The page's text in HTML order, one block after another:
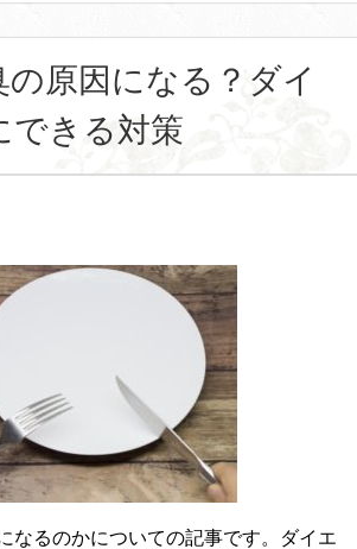
の原因になる？ダイ
できる対策
なるのかについての記事です。ダイエ